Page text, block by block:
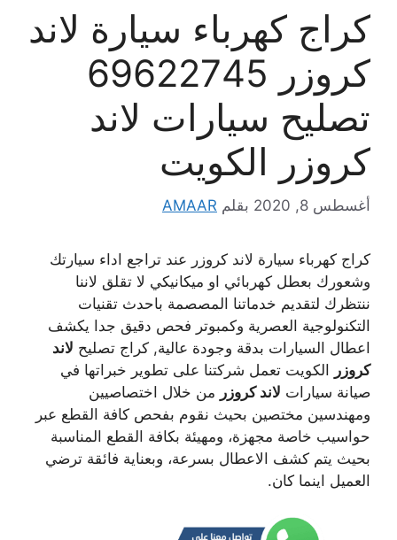
كراج كهرباء سيارة لاند
كروزر 69622745
تصليح سيارات لاند
كروزر الكويت
أغسطس 8, 2020 بقلم AMAAR
كراج كهرباء سيارة لاند كروزر عند تراجع اداء سيارتك
وشعورك بعطل كهربائي او ميكانيكي لا تقلق لاننا
ننتظرك لتقديم خدماتنا المصصمة باحدث تقنيات
التكنولوجية العصرية وكمبوتر فحص دقيق جدا يكشف
اعطال السيارات بدقة وجودة عالية, كراج تصليح لاند
كروزر الكويت تعمل شركتنا على تطوير خبراتها في
صيانة سيارات لاند كروزر من خلال اختصاصيين
ومهندسين مختصين بحيث نقوم بفحص كافة القطع عبر
حواسيب خاصة مجهزة، ومهيئة بكافة القطع المناسبة
بحيث يتم كشف الاعطال بسرعة، وبعناية فائقة ترضي
العميل اينما كان.